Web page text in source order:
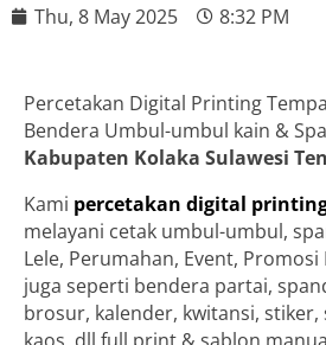
Thu, 8 May 2025 8:32 PM
Percetakan Digital Printing
Bendera Umbul-umbul kain &
Kabupaten Kolaka Sulawesi
Kami percetakan digital
melayani cetak umbul-umbul,
Lele, Perumahan, Event,
juga seperti bendera partai,
brosur, kalender, kwitansi,
kaos, dll full print & sablon